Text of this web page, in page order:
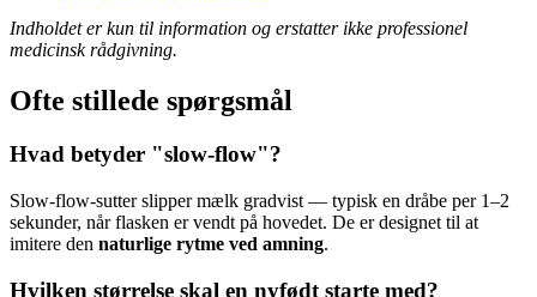
Indholdet er kun til information og erstatter ikke professionel
medicinsk rådgivning.
Ofte stillede spørgsmål
Hvad betyder "slow-flow"?
Slow-flow-sutter slipper mælk gradvist — typisk en dråbe per 1–2
sekunder, når flasken er vendt på hovedet. De er designet til at
imitere den naturlige rytme ved amning.
Hvilken størrelse skal en nyfødt starte med?